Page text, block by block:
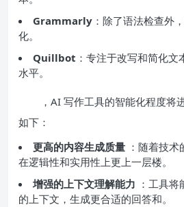
Grammarly ：除了语法检查外
化。
Quillbot ：专注于改写和简化
水平。
，AI 写作工具的智能化程度将
如下：
更高的内容生成质量 ：随着技
在逻辑性和实用性上更上一层楼。
增强的上下文理解能力 ：工具
的上下文，生成更合适的回答和。